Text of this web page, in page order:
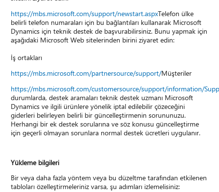
https://mbs.microsoft.com/support/newstart.aspxTelefon ülke
belirli telefon numaraları için bu bağlantıları kullanarak Microsoft
Dynamics için teknik destek de başvurabilirsiniz. Bunu yapmak için
aşağıdaki Microsoft Web sitelerinden birini ziyaret edin:
İş ortakları
https://mbs.microsoft.com/partnersource/support/Müşteriler
https://mbs.microsoft.com/customersource/support/information/
durumlarda, destek aramaları teknik destek uzmanı Microsoft
Dynamics ve ilgili ürünlere yönelik iptal edilebilir çözeceğini
giderleri belirleyen belirli bir güncelleştirmenin sorununuzu.
Herhangi bir ek destek sorularına ve söz konusu güncelleştirme
için geçerli olmayan sorunlara normal destek ücretleri uygulanır.
Yükleme bilgileri
Bir veya daha fazla yöntem veya bu düzeltme tarafından etkilenen
tabloları özelleştirmeleriniz varsa, şu adımları izlemelisiniz: